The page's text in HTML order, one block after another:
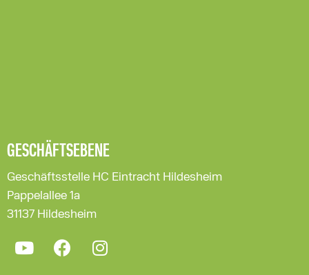
GESCHÄFTSEBENE
Geschäftsstelle HC Eintracht Hildesheim
Pappelallee 1a
31137 Hildesheim